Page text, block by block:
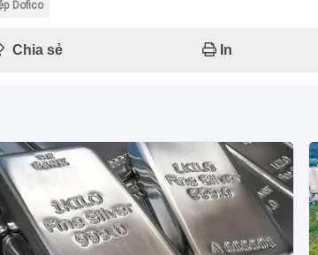
Dofico
Chia sẻ In